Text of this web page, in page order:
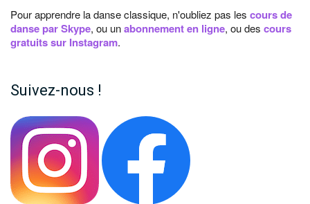
Pour apprendre la danse classique, n'oubliez pas les cours de
danse par Skype, ou unabonnement en ligne, ou des cours
gratuits sur Instagram.
Suivez-nous !